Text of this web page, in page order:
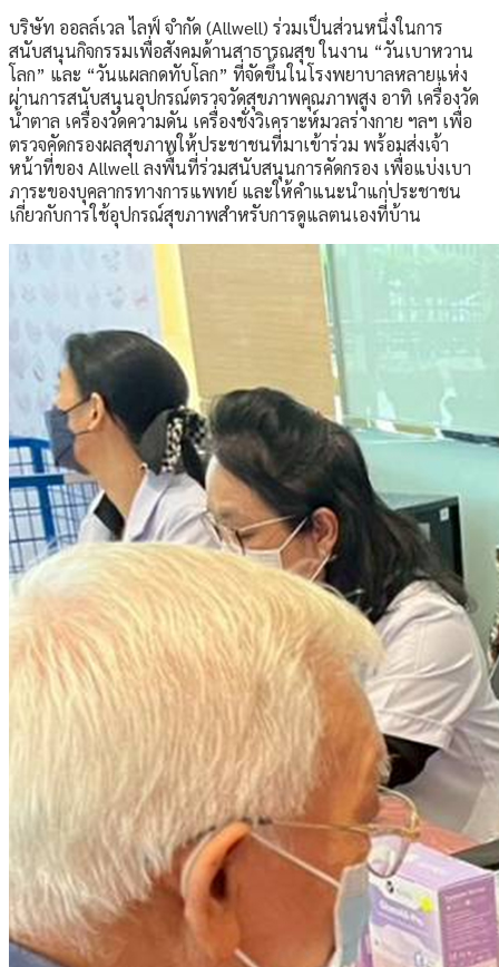
บริษัท ออลล์เวล ไลฟ์ จำกัด (Allwell) ร่วมเป็นส่วนหนึ่งในการ
สนับสนุนกิจกรรมเพื่อสังคมด้านสาธารณสุข ในงาน “วันเบาหวาน
โลก” และ “วันแผลกดทับโลก” ที่จัดขึ้นในโรงพยาบาลหลายแห่ง
ผ่านการสนับสนุนอุปกรณ์ตรวจวัดสุขภาพคุณภาพสูง อาทิ เครื่องวัด
น้ำตาล เครื่องวัดความดัน เครื่องชั่งวิเคราะห์มวลร่างกาย ฯลฯ เพื่อ
ตรวจคัดกรองผลสุขภาพให้ประชาชนที่มาเข้าร่วม พร้อมส่งเจ้า
หน้าที่ของ Allwell ลงพื้นที่ร่วมสนับสนุนการคัดกรอง เพื่อแบ่งเบา
ภาระของบุคลากรทางการแพทย์ และให้คำแนะนำแก่ประชาชน
เกี่ยวกับการใช้อุปกรณ์สุขภาพสำหรับการดูแลตนเองที่บ้าน